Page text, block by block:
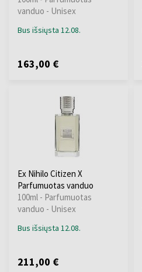
vanduo - Unisex
Bus išsiųsta 12.08.
163,00 €
Ex Nihilo Citizen X
Parfumuotas vanduo
100ml - Parfumuotas
vanduo - Unisex
Bus išsiųsta 12.08.
211,00 €